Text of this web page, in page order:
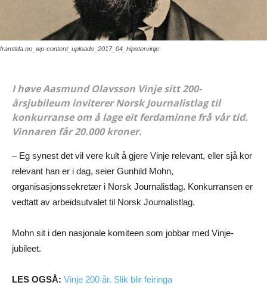
framtida.no_wp-content_uploads_2017_04_hipstervinje
I høve Aasmund Olavsson Vinje sitt 200-
årsjubileum inviterer Norsk Journalistlag til
konkurranse om å lage eit ferdaminne frå vår tid.
Vinnaren får 20.000 kroner.
– Eg synest det vil vere kult å gjere Vinje relevant, eller sjå kor
relevant han er i dag, seier Gunhild Mohn,
organisasjonssekretær i Norsk Journalistlag. Konkurransen er
vedtatt av arbeidsutvalet til Norsk Journalistlag.
Mohn sit i den nasjonale komiteen som jobbar med Vinje-
jubileet.
LES OGSÅ: Vinje 200 år. Slik blir feiringa